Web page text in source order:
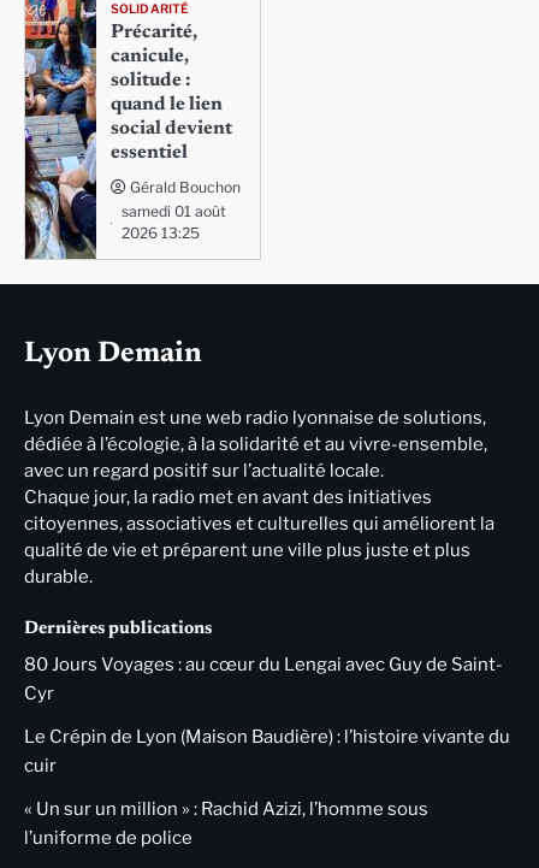
SOLIDARITÉ
Précarité,
canicule,
solitude :
quand le lien
social devient
essentiel
Gérald Bouchon
samedi 01 août
2026 13:25
Lyon Demain
Lyon Demain est une web radio lyonnaise de solutions,
dédiée à l’écologie, à la solidarité et au vivre-ensemble,
avec un regard positif sur l’actualité locale.
Chaque jour, la radio met en avant des initiatives
citoyennes, associatives et culturelles qui améliorent la
qualité de vie et préparent une ville plus juste et plus
durable.
Dernières publications
80 Jours Voyages : au cœur du Lengai avec Guy de Saint-
Cyr
Le Crépin de Lyon (Maison Baudière) : l’histoire vivante du
cuir
« Un sur un million » : Rachid Azizi, l’homme sous
l’uniforme de police